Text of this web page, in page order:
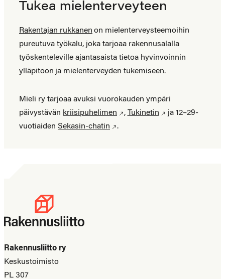
Tukea mielenterveyteen
Rakentajan rukkanen on mielenterveysteemoihin
pureutuva työkalu, joka tarjoaa rakennusalalla
työskenteleville ajantasaista tietoa hyvinvoinnin
ylläpitoon ja mielenterveyden tukemiseen.
Mieli ry tarjoaa avuksi vuorokauden ympäri
päivystävän kriisipuhelimen , Tukinetin
ja 12–29-
vuotiaiden Sekasin-chatin .
Rakennusliitto ry
Keskustoimisto
PL 307